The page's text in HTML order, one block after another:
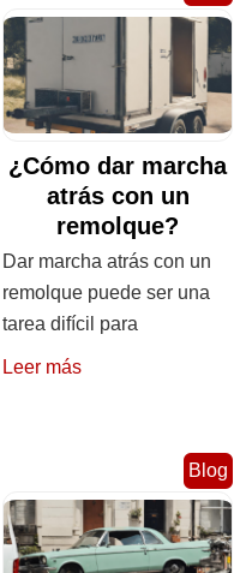
¿Cómo dar marcha
atrás con un
remolque?
Dar marcha atrás con un
remolque puede ser una
tarea difícil para
Leer más
Blog